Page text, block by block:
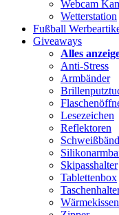
Webcam
Wetterstation
Fußball
Giveaways
Alles
Anti-Stress
Armbänder
Lesezeichen
Reflektoren
Skipasshalter
Tablettenbox
Wärmekissen